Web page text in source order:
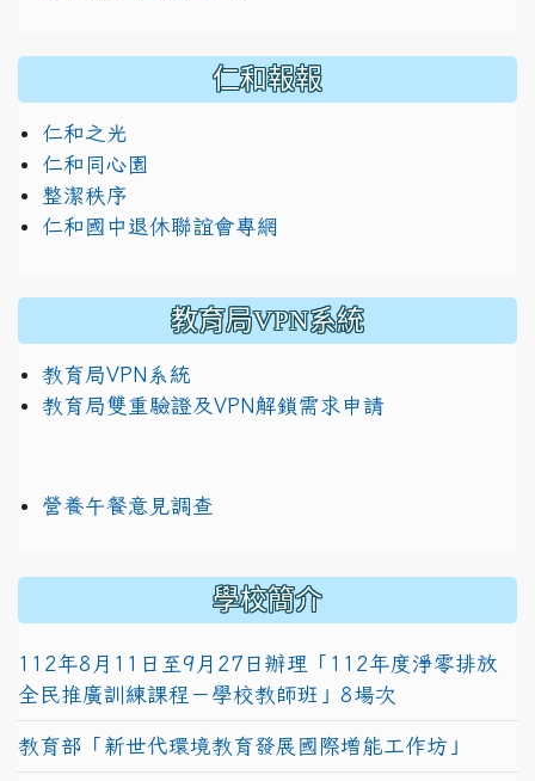
仁和報報
仁和之光
仁和同心園
整潔秩序
仁和國中退休聯誼會專網
教育局VPN系統
教育局VPN系統
教育局雙重驗證及VPN解鎖需求申請
營養午餐意見調查
學校簡介
112年8月11日至9月27日辦理「112年度淨零排放
全民推廣訓練課程－學校教師班」8場次
教育部「新世代環境教育發展國際增能工作坊」